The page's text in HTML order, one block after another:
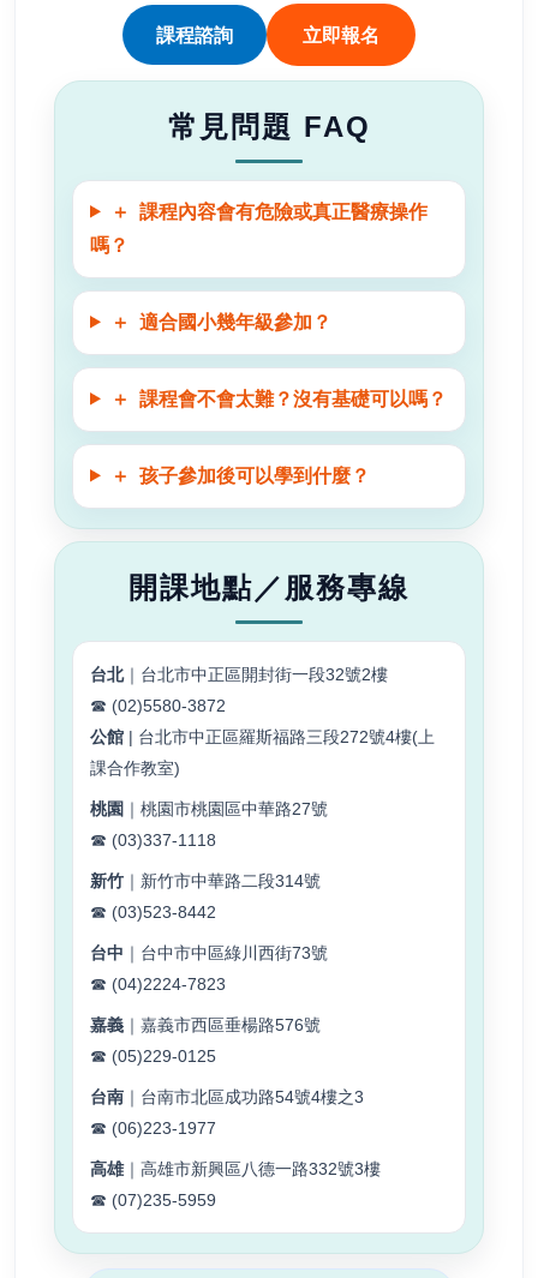
課程諮詢 立即報名
常見問題 FAQ
＋
課程內容會有危險或真正醫療操作
嗎？
＋ 適合國小幾年級參加？
＋ 課程會不會太難？沒有基礎可以嗎？
＋ 孩子參加後可以學到什麼？
開課地點／服務專線
台北｜台北市中正區開封街一段32號2樓
☎ (02)5580-3872
公館 | 台北市中正區羅斯福路三段272號4樓(上
課合作教室)
桃園 ｜桃園市桃園區中華路27號
☎ (03)337-1118
新竹 ｜新竹市中華路二段314號
☎ (03)523-8442
台中 ｜台中市中區綠川西街73號
☎ (04)2224-7823
嘉義 ｜嘉義市西區垂楊路576號
☎ (05)229-0125
台南 ｜台南市北區成功路54號4樓之3
☎ (06)223-1977
高雄｜高雄市新興區八德一路332號3樓
☎ (07)235-5959